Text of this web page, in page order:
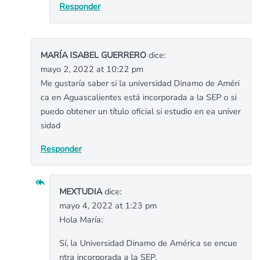
Responder
MARÍA ISABEL GUERRERO dice:
mayo 2, 2022 at 10:22 pm
Me gustaría saber si la universidad Dinamo de Améri
ca en Aguascalientes está incorporada a la SEP o si
puedo obtener un título oficial si estudio en ea univer
sidad
Responder
MEXTUDIAdice:
mayo 4, 2022 at 1:23 pm
Hola María:
Sí, la Universidad Dinamo de América se encue
ntra incorporada a la SEP.